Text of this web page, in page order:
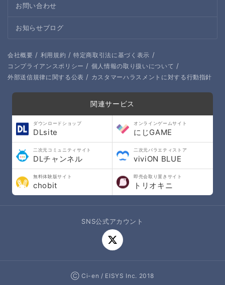
お問い合わせ
お知らせブログ
会社概要 / 利用規約 / 特定商取引法に基づく表示 /
コンプライアンスポリシー / 個人情報の取り扱いについて /
外部送信規律に関する公表 / カスタマーハラスメントに対する行動指針
関連サービス
ダウンロードショップ
DLsite
オンラインゲームサイト
にじGAME
二次元コミュニティサイト
DLチャンネル
二次元バラエティストア
viviON BLUE
無料体験版サイト
chobit
即売会取り置きサイト
トリオキニ
SNS公式アカウント
Ⓒ Ci-en / EISYS Inc. 2018